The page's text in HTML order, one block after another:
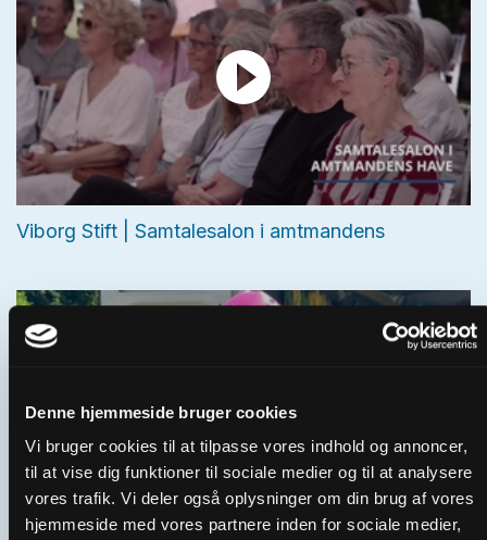
Denne hjemmeside bruger cookies
Vi bruger cookies til at tilpasse vores indhold og annoncer,
til at vise dig funktioner til sociale medier og til at analysere
vores trafik. Vi deler også oplysninger om din brug af vores
hjemmeside med vores partnere inden for sociale medier,
Viborg Stift | Samtalesalon i amtmandens